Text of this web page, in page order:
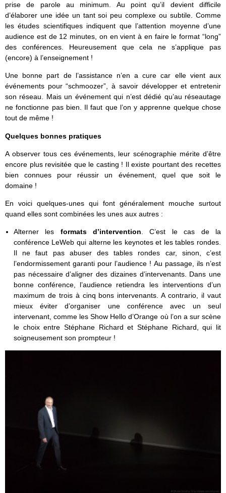
prise de parole au minimum. Au point qu’il devient difficile
d’élaborer une idée un tant soi peu complexe ou subtile. Comme
les études scientifiques indiquent que l’attention moyenne d’une
audience est de 12 minutes, on en vient à en faire le format “long”
des conférences. Heureusement que cela ne s’applique pas
(encore) à l’enseignement !
Une bonne part de l’assistance n’en a cure car elle vient aux
événements pour “schmoozer”, à savoir développer et entretenir
son réseau. Mais un événement qui n’est dédié qu’au réseautage
ne fonctionne pas bien. Il faut que l’on y apprenne quelque chose
tout de même !
Quelques bonnes pratiques
A observer tous ces événements, leur scénographie mérite d’être
encore plus revisitée que le casting ! Il existe pourtant des recettes
bien connues pour réussir un événement, quel que soit le
domaine !
En voici quelques-unes qui font généralement mouche surtout
quand elles sont combinées les unes aux autres :
Alterner les formats d’intervention . C’est le cas de la
conférence LeWeb qui alterne les keynotes et les tables rondes.
Il ne faut pas abuser des tables rondes car, sinon, c’est
l’endormissement garanti pour l’audience ! Au passage, ils n’est
pas nécessaire d’aligner des dizaines d’intervenants. Dans une
bonne conférence, l’audience retiendra les interventions d’un
maximum de trois à cinq bons intervenants. A contrario, il vaut
mieux éviter d’organiser une conférence avec un seul
intervenant, comme les Show Hello d’Orange où l’on a sur scène
le choix entre Stéphane Richard et Stéphane Richard, qui lit
soigneusement son prompteur !